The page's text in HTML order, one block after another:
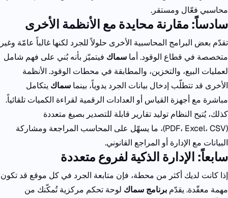
محاسبي فعّال ومستقر.
سادساً: مقارنة محايدة مع الأنظمة الأخرى
تقدّم بعض البرامج المحاسبية الأخرى حلولاً للجرد لكنها غالباً عامّة وغير
متخصصة في قطاع الوقود. أما سماك فيتميّز بأنه بُني على فهم شامل
لعمليات البيع، والتخزين، والمطابقة في محطات الوقود. الأنظمة
الأخرى قد تتطلّب إدخال بيانات الجرد يدوياً، بينما سماك يتكامل
مباشرة مع أجهزة القياس أو العدادات الرقمية لقراءة الكميات تلقائياً.
كذلك، يُتيح النظام توليد تقارير قابلة للتصدير بصيغ متعددة
(PDF، Excel، CSV)، ما يسهّل على المحاسب المراجعة ومشاركة
البيانات مع الإدارة أو المراجع القانوني.
سابعاً: الإدارة الذكية لفروع متعددة
إذا كانت لديك أكثر من محطة، فإن متابعة الجرد في كل موقع قد تكون
مهمة معقّدة.يقدّم برنامج سماك لوحة تحكم مركزية تُمكّنك من